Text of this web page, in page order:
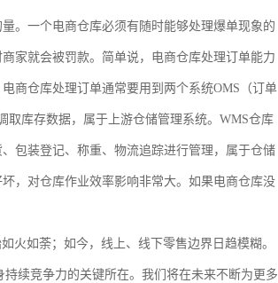
。一个电商仓库必须有随时能够处理爆单现象的
家就会被罚款。简单说，电商仓库处理订单能力
商仓库处理订单通常要用到两个系统OMS（订单
取库存数据，属于上游仓储管理系统。WMS仓库
包装登记、称重、物流追踪进行管理，属于仓储
，对仓库作业效率影响非常大。如果电商仓库没
火如荼；如今，线上、线下零售边界日趋模糊。
续竞争力的关键所在。我们将在未来不断为更多